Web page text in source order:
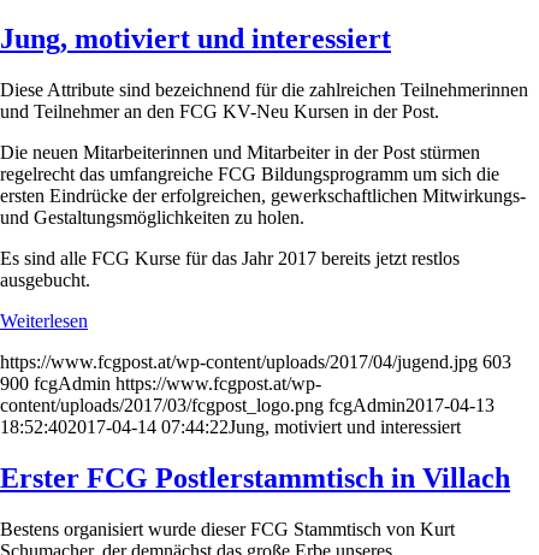
Jung, motiviert und interessiert
Diese Attribute sind bezeichnend für die zahlreichen Teilnehmerinnen
und Teilnehmer an den FCG KV-Neu Kursen in der Post.
Die neuen Mitarbeiterinnen und Mitarbeiter in der Post stürmen
regelrecht das umfangreiche FCG Bildungsprogramm um sich die
ersten Eindrücke der erfolgreichen, gewerkschaftlichen Mitwirkungs-
und Gestaltungsmöglichkeiten zu holen.
Es sind alle FCG Kurse für das Jahr 2017 bereits jetzt restlos
ausgebucht.
Weiterlesen
https://www.fcgpost.at/wp-content/uploads/2017/04/jugend.jpg 603
900 fcgAdmin https://www.fcgpost.at/wp-
content/uploads/2017/03/fcgpost_logo.png fcgAdmin2017-04-13
18:52:402017-04-14 07:44:22Jung, motiviert und interessiert
Erster FCG Postlerstammtisch in Villach
Bestens organisiert wurde dieser FCG Stammtisch von Kurt
Schumacher, der demnächst das große Erbe unseres